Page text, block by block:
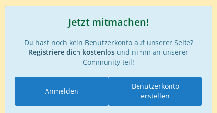
Jetzt mitmachen!
Du hast noch kein Benutzerkonto auf unserer Seite?
Registriere dich kostenlos und nimm an unserer
Community teil!
Benutzerkonto
erstellen
Anmelden